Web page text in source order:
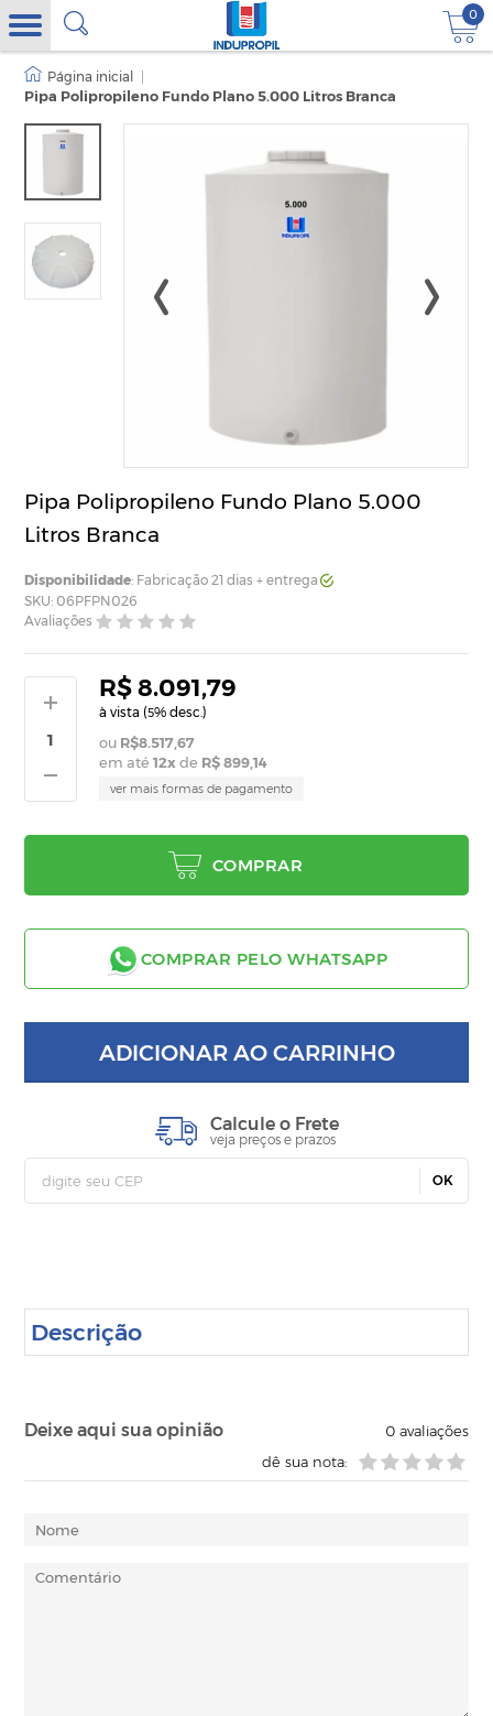
0
Pipa Polipropileno Fundo Plano 5.000 Litros Branca
Pipa Polipropileno Fundo Plano 5.000
Litros Branca
Disponibilidade: Fabricação 21 dias + entrega
SKU: 06PFPN026
Avaliações
R$ 8.091,79
à vista (5% desc.)
R$8.517,67
em até12x de R$ 899,14
ver mais formas de pagamento
COMPRAR
COMPRAR PELO WHATSAPP
ADICIONAR AO CARRINHO
Calcule o Frete
veja preços e prazos
OK
Descrição
Deixe aqui sua opinião 0avaliações
dê sua nota: